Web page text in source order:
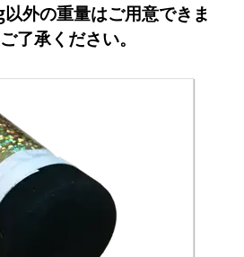
外の重量はご用意できま
了承ください。